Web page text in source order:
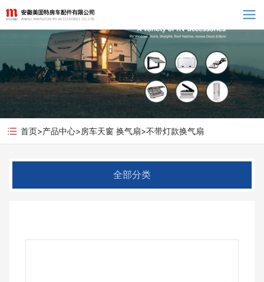
首页>产品中心>房车天窗 换气扇>不带灯款换气扇
全部分类